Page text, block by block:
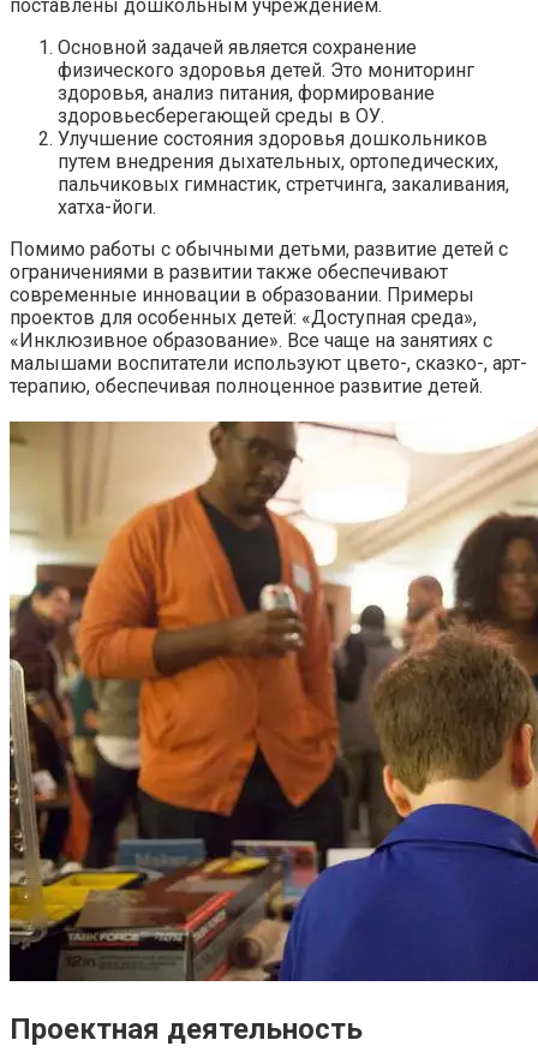
поставлены дошкольным учреждением.
Основной задачей является сохранение
физического здоровья детей. Это мониторинг
здоровья, анализ питания, формирование
здоровьесберегающей среды в ОУ.
Улучшение состояния здоровья дошкольников
путем внедрения дыхательных, ортопедических,
пальчиковых гимнастик, стретчинга, закаливания,
хатха-йоги.
Помимо работы с обычными детьми, развитие детей с
ограничениями в развитии также обеспечивают
современные инновации в образовании. Примеры
проектов для особенных детей: «Доступная среда»,
«Инклюзивное образование». Все чаще на занятиях с
малышами воспитатели используют цвето-, сказко-, арт-
терапию, обеспечивая полноценное развитие детей.
Проектная деятельность